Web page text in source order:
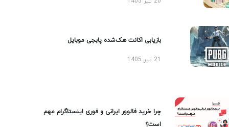
بازیابی اکانت هک‌شده پابجی موبایل
چرا خرید فالوور ایرانی و فوری اینستاگرام مهم
است؟